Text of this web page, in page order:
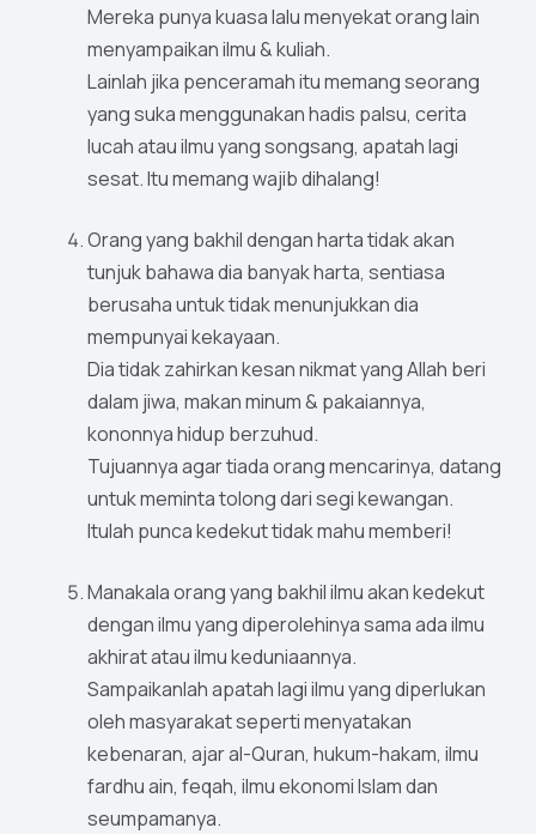
Mereka punya kuasa lalu menyekat orang lain
menyampaikan ilmu & kuliah.
Lainlah jika penceramah itu memang seorang
yang suka menggunakan hadis palsu, cerita
lucah atau ilmu yang songsang, apatah lagi
sesat. Itu memang wajib dihalang!
Orang yang bakhil dengan harta tidak akan
tunjuk bahawa dia banyak harta, sentiasa
berusaha untuk tidak menunjukkan dia
mempunyai kekayaan.
Dia tidak zahirkan kesan nikmat yang Allah beri
dalam jiwa, makan minum & pakaiannya,
kononnya hidup berzuhud.
Tujuannya agar tiada orang mencarinya, datang
untuk meminta tolong dari segi kewangan.
Itulah punca kedekut tidak mahu memberi!
Manakala orang yang bakhil ilmu akan kedekut
dengan ilmu yang diperolehinya sama ada ilmu
akhirat atau ilmu keduniaannya.
Sampaikanlah apatah lagi ilmu yang diperlukan
oleh masyarakat seperti menyatakan
kebenaran, ajar al-Quran, hukum-hakam, ilmu
fardhu ain, feqah, ilmu ekonomi Islam dan
seumpamanya.